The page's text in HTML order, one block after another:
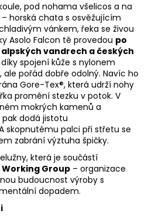
pod nohama všelicos a na
horská chata s osvěžujícím
vánkem, řeka se živou
Asolo Falcon tě provedou po
vandrech a českých
díky spojení kůže s nylonem
pořád dobře odolný. Navíc ho
Gore-Tex®, která udrží nohy
promění stezku v potok. V
mokrých kamenů a
dodá jistotu
skopnutému palci při střetu se
zabrání výztuha špičky.
která je součástí
Group – organizace
budoucnost výroby s
dopadem.